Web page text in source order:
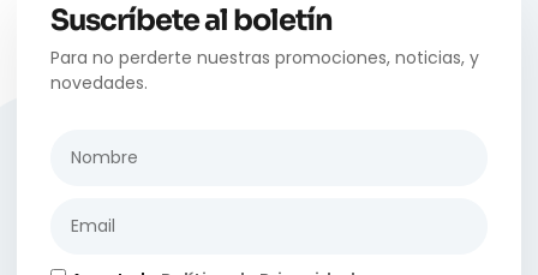
Suscríbete al boletín
Para no perderte nuestras promociones, noticias, y
novedades.